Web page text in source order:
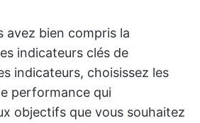
avez bien compris la
indicateurs clés de
indicateurs, choisissez les
performance qui
objectifs que vous souhaitez